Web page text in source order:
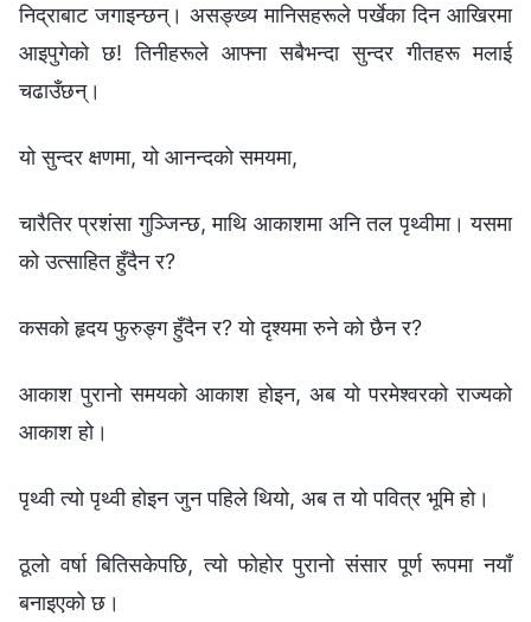
निद्राबाट जगाइन्छन्। असङ्ख्य मानिसहरूले पर्खेका दिन आखिरमा
आइपुगेको छ! तिनीहरूले आफ्ना सबैभन्दा सुन्दर गीतहरू मलाई
चढाउँछन्।
यो सुन्दर क्षणमा, यो आनन्दको समयमा,
चारैतिर प्रशंसा गुञ्‍जिन्छ, माथि आकाशमा अनि तल पृथ्वीमा। यसमा
को उत्साहित हुँदैन र?
कसको हृदय फुरुङ्ग हुँदैन र? यो दृश्यमा रुने को छैन र?
आकाश पुरानो समयको आकाश होइन, अब यो परमेश्‍वरको राज्यको
आकाश हो।
पृथ्वी त्यो पृथ्वी होइन जुन पहिले थियो, अब त यो पवित्र भूमि हो।
ठूलो वर्षा बितिसकेपछि, त्यो फोहोर पुरानो संसार पूर्ण रूपमा नयाँ
बनाइएको छ।